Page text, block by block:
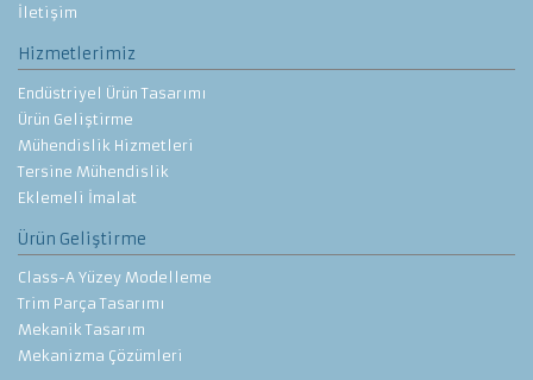
İletişim
Hizmetlerimiz
Endüstriyel Ürün Tasarımı
Ürün Geliştirme
Mühendislik Hizmetleri
Tersine Mühendislik
Eklemeli İmalat
Ürün Geliştirme
Class-A Yüzey Modelleme
Trim Parça Tasarımı
Mekanik Tasarım
Mekanizma Çözümleri